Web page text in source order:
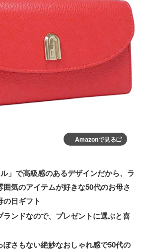
Amazonで見る
ル」で高級感のあるデザインだから、ラ
囲気のアイテムが好きな50代のお母さ
の日ギフト
ランドなので、プレゼントに選ぶと喜
ぽさもない絶妙なおしゃれ感で50代の